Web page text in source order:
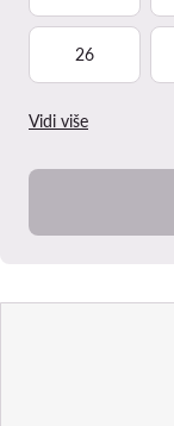
26
Vidi više